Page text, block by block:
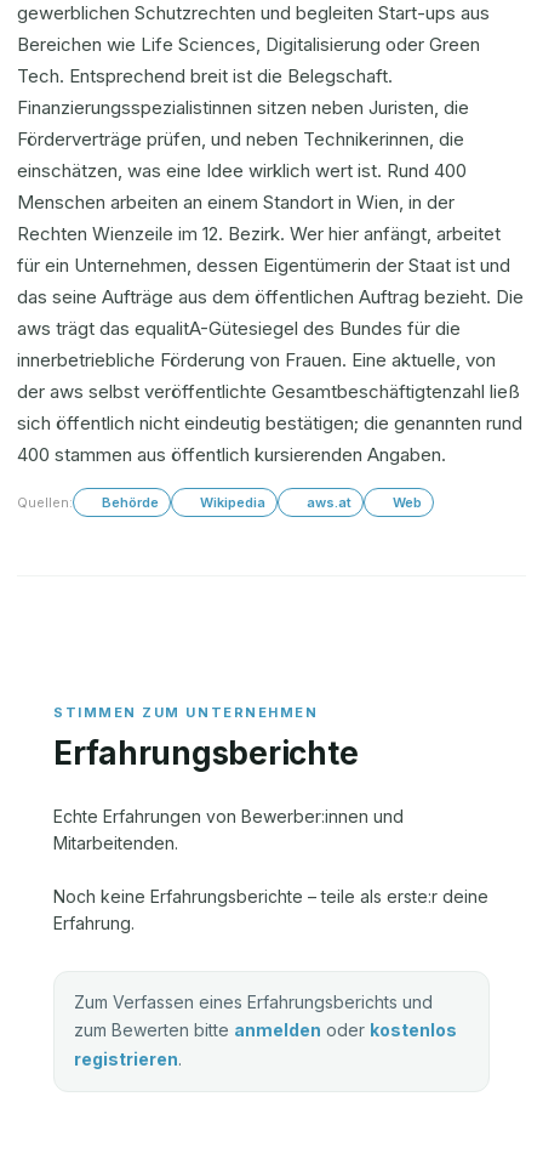
gewerblichen Schutzrechten und begleiten Start-ups aus
Bereichen wie Life Sciences, Digitalisierung oder Green
Tech. Entsprechend breit ist die Belegschaft.
Finanzierungsspezialistinnen sitzen neben Juristen, die
Förderverträge prüfen, und neben Technikerinnen, die
einschätzen, was eine Idee wirklich wert ist. Rund 400
Menschen arbeiten an einem Standort in Wien, in der
Rechten Wienzeile im 12. Bezirk. Wer hier anfängt, arbeitet
für ein Unternehmen, dessen Eigentümerin der Staat ist und
das seine Aufträge aus dem öffentlichen Auftrag bezieht. Die
aws trägt das equalitA-Gütesiegel des Bundes für die
innerbetriebliche Förderung von Frauen. Eine aktuelle, von
der aws selbst veröffentlichte Gesamtbeschäftigtenzahl ließ
sich öffentlich nicht eindeutig bestätigen; die genannten rund
400 stammen aus öffentlich kursierenden Angaben.
Quellen: Behörde Wikipedia aws.at Web
Erfahrungsberichte
Echte Erfahrungen von Bewerber:innen und
Mitarbeitenden.
Noch keine Erfahrungsberichte – teile als erste:r deine
Erfahrung.
Zum Verfassen eines Erfahrungsberichts und
zum Bewerten bitte anmelden oder kostenlos
registrieren.